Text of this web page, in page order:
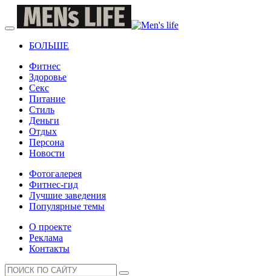
БОЛЬШЕ
Фитнес
Здоровье
Секс
Питание
Стиль
Деньги
Отдых
Персона
Новости
Фотогалерея
Фитнес-гид
Лучшие заведения
Популярные темы
О проекте
Реклама
Контакты